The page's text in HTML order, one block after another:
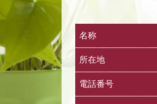
名称
所在地
電話番号